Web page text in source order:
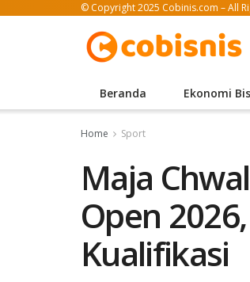
© Copyright 2025 Cobinis.com – All
Beranda Ekonomi
Home Sport
Maja
Open
Kualifikasi